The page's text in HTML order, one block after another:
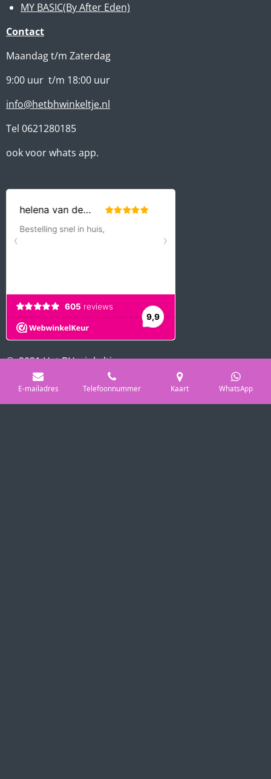
MY BASIC(By After Eden)
Contact
Maandag t/m Zaterdag
9:00 uur t/m 18:00 uur
info@hetbhwinkeltje.nl
Tel 0621280185
ook voor whats app.
© 2021 Het BH winkeltje
Powered by
E-mailadres Telefoonnummer Kaart WhatsApp